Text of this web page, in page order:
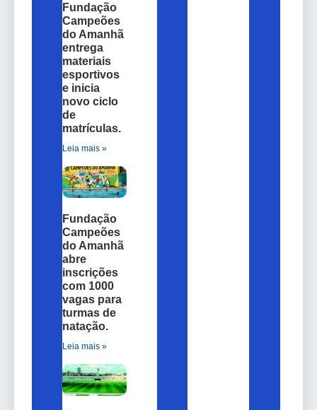
Fundação
Campeões
do Amanhã
entrega
materiais
esportivos
e inicia
novo ciclo
de
matrículas.
Leia mais »
Fundação
Campeões
do Amanhã
abre
inscrições
com 1000
vagas para
turmas de
natação.
Leia mais »